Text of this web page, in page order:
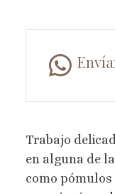
Trabajo
en alguna de
como